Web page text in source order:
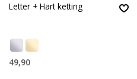
Letter + Hart ketting
49,90